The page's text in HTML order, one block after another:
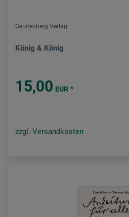
Gerstenberg Verlag
König & König
15,00 EUR *
zzgl. Versandkosten